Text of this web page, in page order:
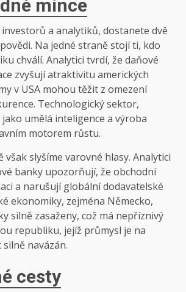
mince
investorů a analytiků, dostanete dvě
Na jedné straně stojí ti, kdo
chválí. Analytici tvrdí, že daňové
zvyšují atraktivitu amerických
v USA mohou těžit z omezení
Technologický sektor,
umělá inteligence a výroba
motorem růstu.
však slyšíme varovné hlasy. Analytici
banky upozorňují, že obchodní
a narušují globální dodavatelské
ekonomiky, zejména Německo,
silně zasaženy, což má nepříznivý
republiku, jejíž průmysl je na
navázán.
cesty